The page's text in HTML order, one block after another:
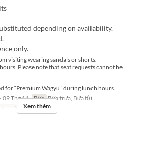
depending on availability.
only.
visiting wearing sandals or shorts.
Please note that seat requests cannot be
for “Premium Wagyu” during lunch hours.
09 Thg 11 Bữa Bữa trưa, Bữa tối
Loại Ghế Table
Xem thêm